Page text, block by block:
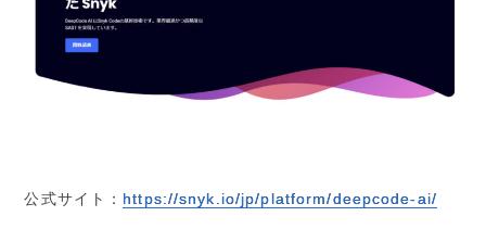
公式サイト： https://snyk.io/jp/platform/deepcode-ai/